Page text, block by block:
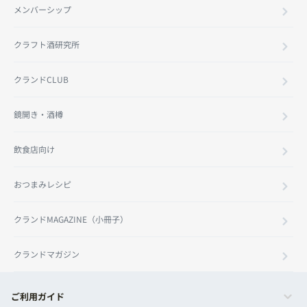
メンバーシップ
クラフト酒研究所
クランドCLUB
鏡開き・酒樽
飲食店向け
おつまみレシピ
クランドMAGAZINE（小冊子）
クランドマガジン
ご利用ガイド